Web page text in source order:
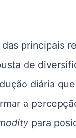
das principais
de
diária
a
para